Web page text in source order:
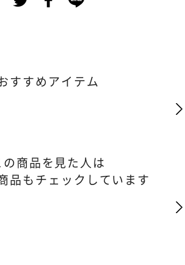
すすめアイテム
の商品を見た人は
品もチェックしています